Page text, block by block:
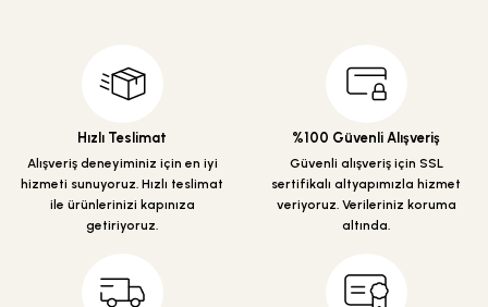
Hızlı Teslimat
Alışveriş deneyiminiz için en iyi
hizmeti sunuyoruz. Hızlı teslimat
ile ürünlerinizi kapınıza
getiriyoruz.
%100 Güvenli Alışveriş
Güvenli alışveriş için SSL
sertifikalı altyapımızla hizmet
veriyoruz. Verileriniz koruma
altında.